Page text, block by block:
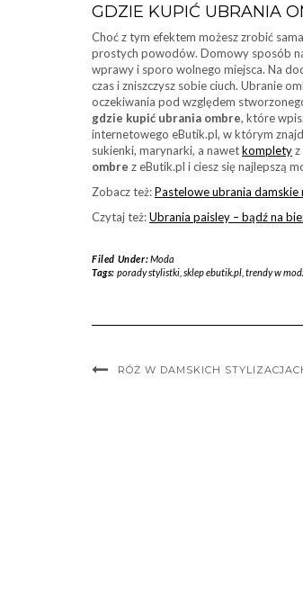
GDZIE KUPIĆ UBRANIA
Choć z tym efektem możesz zrobić
prostych powodów. Domowy sposób
wprawy i sporo wolnego miejsca. Na
czas i zniszczysz sobie ciuch. Ubranie
oczekiwania pod względem
gdzie kupić ubrania ombre, które
internetowego eButik.pl, w którym
sukienki, marynarki, a nawetkompletyz
ombre z eButik.pl i ciesz się najlepszą
Zobacz też:Pastelowe ubrania damskie
Czytaj też:Ubrania paisley – bądź na
Filed Under:Moda
Tags: porady stylistki, sklep ebutik.pl, trendy w
RÓŻ W DAMSKICH